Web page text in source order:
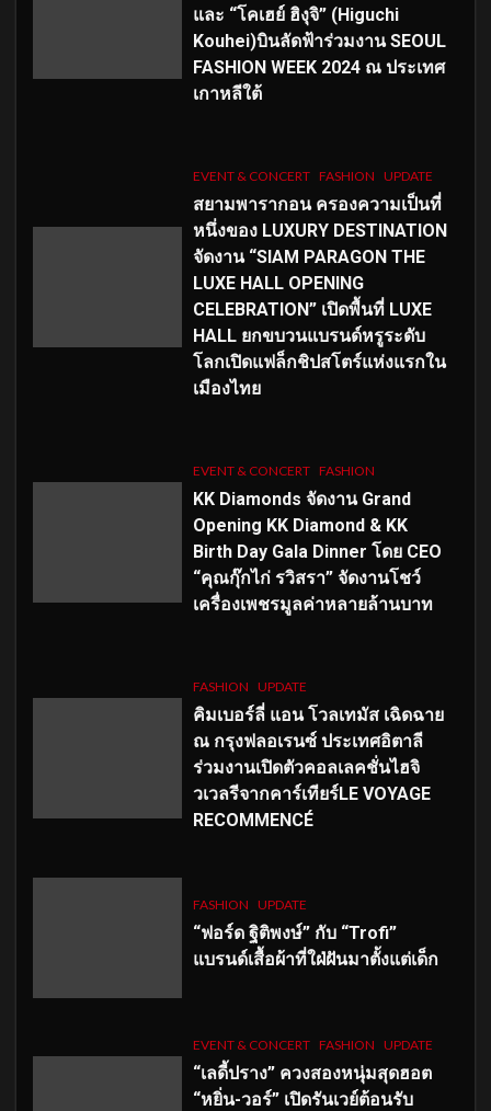
และ “โคเฮย์ ฮิงุจิ” (Higuchi
Kouhei)บินลัดฟ้าร่วมงาน SEOUL
FASHION WEEK 2024 ณ ประเทศ
เกาหลีใต้
EVENT & CONCERT FASHION UPDATE
สยามพารากอน ครองความเป็นที่
หนึ่งของ LUXURY DESTINATION
จัดงาน “SIAM PARAGON THE
LUXE HALL OPENING
CELEBRATION” เปิดพื้นที่ LUXE
HALL ยกขบวนแบรนด์หรูระดับ
โลกเปิดแฟล็กชิปสโตร์แห่งแรกใน
เมืองไทย
EVENT & CONCERT FASHION
KK Diamonds จัดงาน Grand
Opening KK Diamond & KK
Birth Day Gala Dinner โดย CEO
“คุณกุ๊กไก่ รวิสรา” จัดงานโชว์
เครื่องเพชรมูลค่าหลายล้านบาท
FASHION UPDATE
คิมเบอร์ลี่ แอน โวลเทมัส เฉิดฉาย
ณ กรุงฟลอเรนซ์ ประเทศอิตาลี
ร่วมงานเปิดตัวคอลเลคชั่นไฮจิ
วเวลรีจากคาร์เทียร์LE VOYAGE
RECOMMENCÉ
FASHION UPDATE
“ฟอร์ด ฐิติพงษ์” กับ “Trofi”
แบรนด์เสื้อผ้าที่ใฝ่ฝันมาตั้งแต่เด็ก
EVENT & CONCERT FASHION UPDATE
“เลดี้ปราง” ควงสองหนุ่มสุดฮอต
“หยิ่น-วอร์” เปิดรันเวย์ต้อนรับ